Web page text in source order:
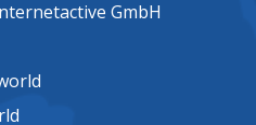
GmbH